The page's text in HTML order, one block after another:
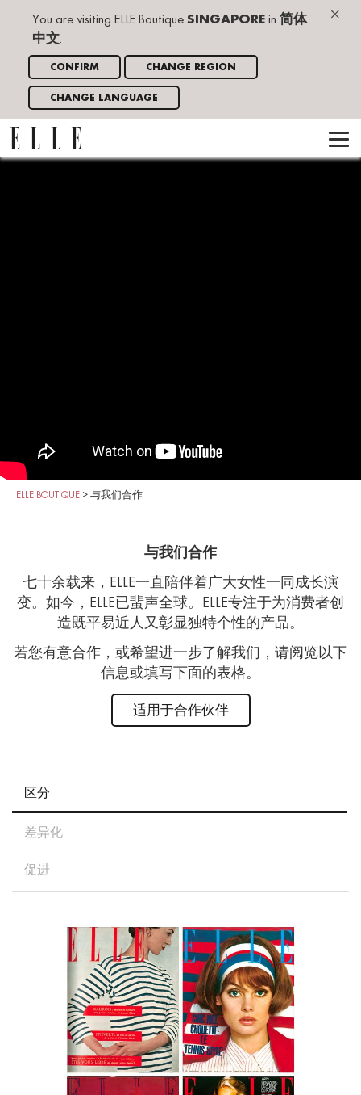
×
You are visiting ELLE Boutique SINGAPORE in 简体
中文.
CONFIRM CHANGE REGION
CHANGE LANGUAGE
ELLE BOUTIQUE > 与我们合作
与我们合作
七十余载来， ELLE一直陪伴着广大女性一同成长演
变。如今，ELLE已蜚声全球。 ELLE专注于为消费者创
造既平易近人又彰显独特个性的产品。
若您有意合作，或希望进一步了解我们，请阅览以下
信息或填写下面的表格。
适用于合作伙伴
区分
差异化
促进